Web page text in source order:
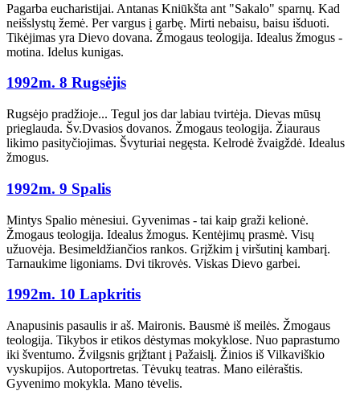
Pagarba eucharistijai. Antanas Kniūkšta ant "Sakalo" sparnų. Kad
neišslystų žemė. Per vargus į garbę. Mirti nebaisu, baisu išduoti.
Tikėjimas yra Dievo dovana. Žmogaus teologija. Idealus žmogus -
motina. Idelus kunigas.
1992m. 8 Rugsėjis
Rugsėjo pradžioje... Tegul jos dar labiau tvirtėja. Dievas mūsų
prieglauda. Šv.Dvasios dovanos. Žmogaus teologija. Žiauraus
likimo pasityčiojimas. Švyturiai negęsta. Kelrodė žvaigždė. Idealus
žmogus.
1992m. 9 Spalis
Mintys Spalio mėnesiui. Gyvenimas - tai kaip graži kelionė.
Žmogaus teologija. Idealus žmogus. Kentėjimų prasmė. Visų
užuovėja. Besimeldžiančios rankos. Grįžkim į viršutinį kambarį.
Tarnaukime ligoniams. Dvi tikrovės. Viskas Dievo garbei.
1992m. 10 Lapkritis
Anapusinis pasaulis ir aš. Maironis. Bausmė iš meilės. Žmogaus
teologija. Tikybos ir etikos dėstymas mokyklose. Nuo paprastumo
iki šventumo. Žvilgsnis grįžtant į Pažaislį. Žinios iš Vilkaviškio
vyskupijos. Autoportretas. Tėvukų teatras. Mano eilėraštis.
Gyvenimo mokykla. Mano tėvelis.